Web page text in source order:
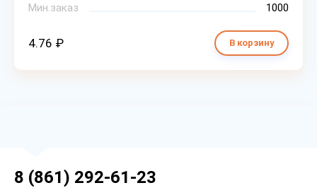
Мин.заказ
1000
4.76 ₽ В корзину
8 (861) 292-61-23